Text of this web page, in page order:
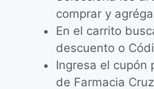
comprar y
En el carrito
descuento o
Ingresa el cupón
de Farmacia